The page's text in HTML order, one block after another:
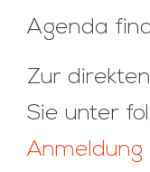
Agenda
Zur
Sie unter
Anmeldung